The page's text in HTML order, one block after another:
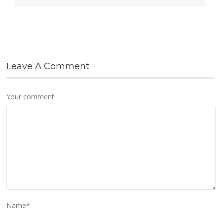
Leave A Comment
Your comment
Name*